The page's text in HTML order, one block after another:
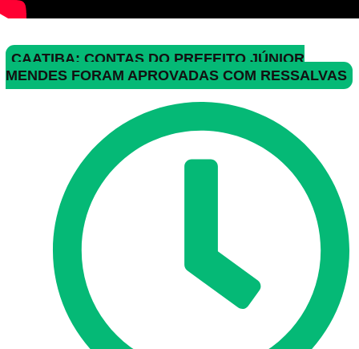
CAATIBA: CONTAS DO PREFEITO JÚNIOR
MENDES FORAM APROVADAS COM RESSALVAS